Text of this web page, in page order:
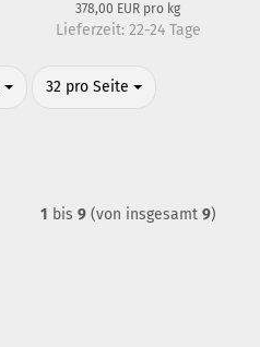
378,00 EUR pro kg
Lieferzeit: 22-24 Tage
32 pro Seite
pro Seite
1 bis9 (von insgesamt9)